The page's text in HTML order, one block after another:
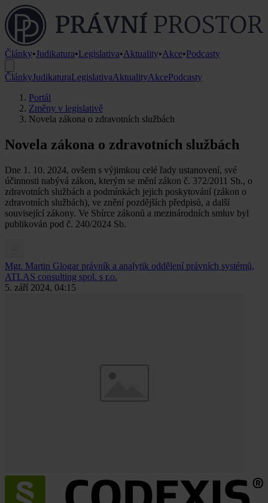
Články•Judikatura•Legislativa•Aktuality•Akce•Podcasty
ČlánkyJudikaturaLegislativaAktualityAkcePodcasty
Portál
Změny v legislativě
Novela zákona o zdravotních službách
Novela zákona o zdravotních službách
Dne 1. 10. 2024, ovšem s výjimkou celé řady ustanovení, své
účinnosti nabývá zákon, kterým se mění zákon č. 372/2011 Sb., o
zdravotních službách a podmínkách jejich poskytování (zákon o
zdravotních službách), ve znění pozdějších předpisů, a další
související zákony. Ve Sbírce zákonů a mezinárodních smluv byl
publikován pod č. 240/2024 Sb.
Mgr. Martin Glogar právník a analytik oddělení právních systémů,
ATLAS consulting spol. s r.o.
5. září 2024, 04:15